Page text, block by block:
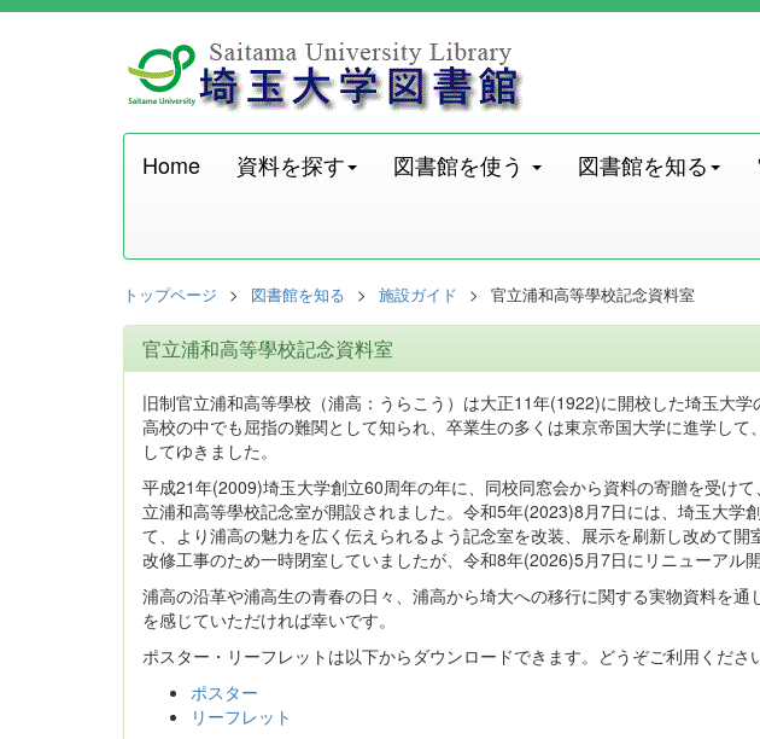
Home 資料を探す 図書館を使う 図書館を知る
トップページ 図書館を知る 施設ガイド 官立浦和高等學校記念資料室
官立浦和高等學校記念資料室
旧制官立浦和高等學校（浦高：うらこう）は大正11年(1922)に開校した埼玉大
高校の中でも屈指の難関として知られ、卒業生の多くは東京帝国大学に進学し
してゆきました。
平成21年(2009)埼玉大学創立60周年の年に、同校同窓会から資料の寄贈を受け
立浦和高等學校記念室が開設されました。令和5年(2023)8月7日には、埼玉大学
て、より浦高の魅力を広く伝えられるよう記念室を改装、展示を刷新し改めて
改修工事のため一時閉室していましたが、令和8年(2026)5月7日にリニューアル開
浦高の沿革や浦高生の青春の日々、浦高から埼大への移行に関する実物資料を
を感じていただければ幸いです。
ポスター・リーフレットは以下からダウンロードできます。どうぞご利用くださ
ポスター
リーフレット